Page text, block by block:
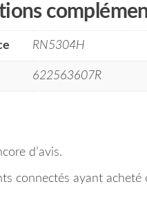
RN5304H
622563607R
d’avis.
connectés ayant